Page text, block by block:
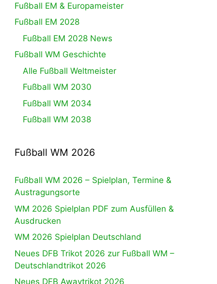
Fußball EM & Europameister
Fußball EM 2028
Fußball EM 2028 News
Fußball WM Geschichte
Alle Fußball Weltmeister
Fußball WM 2030
Fußball WM 2034
Fußball WM 2038
Fußball WM 2026
Fußball WM 2026 – Spielplan, Termine &
Austragungsorte
WM 2026 Spielplan PDF zum Ausfüllen &
Ausdrucken
WM 2026 Spielplan Deutschland
Neues DFB Trikot 2026 zur Fußball WM –
Deutschlandtrikot 2026
Neues DFB Awaytrikot 2026